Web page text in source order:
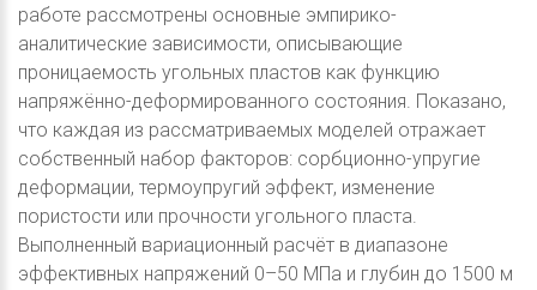
работе рассмотрены основные эмпирико-
аналитические зависимости, описывающие
проницаемость угольных пластов как функцию
напряжённо-деформированного состояния. Показано,
что каждая из рассматриваемых моделей отражает
собственный набор факторов: сорбционно-упругие
деформации, термоупругий эффект, изменение
пористости или прочности угольного пласта.
Выполненный вариационный расчёт в диапазоне
эффективных напряжений 0–50 МПа и глубин до 1500 м